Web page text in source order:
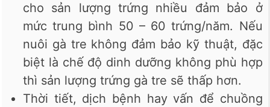
cho sản lượng trứng nhiều đảm bảo ở
mức trung bình 50 – 60 trứng/năm. Nếu
nuôi gà tre không đảm bảo kỹ thuật, đặc
biệt là chế độ dinh dưỡng không phù hợp
thì sản lượng trứng gà tre sẽ thấp hơn.
Thời tiết, dịch bệnh hay vấn để chuồng